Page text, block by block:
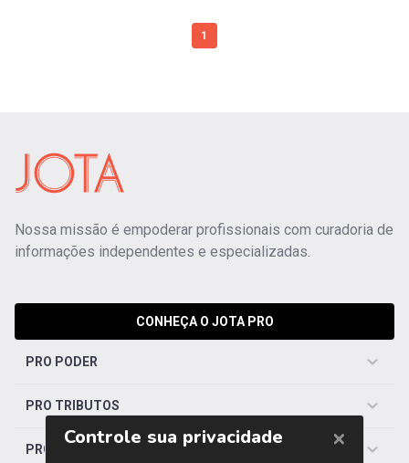
1
Nossa missão é empoderar profissionais com curadoria de
informações independentes e especializadas.
CONHEÇA O JOTA PRO
PRO PODER
PRO TRIBUTOS
PRO TRABALHISTA